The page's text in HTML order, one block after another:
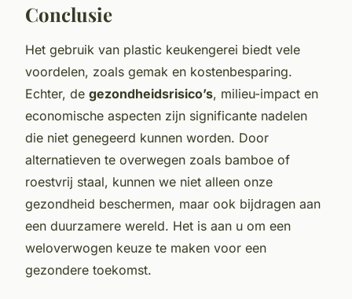
Conclusie
Het gebruik van plastic keukengerei biedt vele
voordelen, zoals gemak en kostenbesparing.
Echter, de gezondheidsrisico’s, milieu-impact en
economische aspecten zijn significante nadelen
die niet genegeerd kunnen worden. Door
alternatieven te overwegen zoals bamboe of
roestvrij staal, kunnen we niet alleen onze
gezondheid beschermen, maar ook bijdragen aan
een duurzamere wereld. Het is aan u om een
weloverwogen keuze te maken voor een
gezondere toekomst.